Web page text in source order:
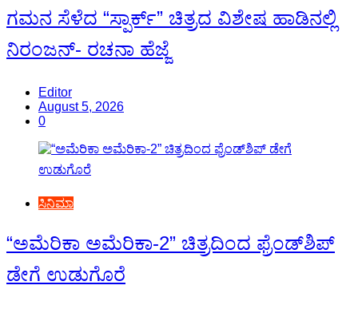
ಗಮನ ಸೆಳೆದ “ಸ್ಪಾರ್ಕ್” ಚಿತ್ರದ ವಿಶೇಷ ಹಾಡಿನಲ್ಲಿ
ನಿರಂಜನ್- ರಚನಾ ಹೆಜ್ಜೆ
Editor
August 5, 2026
0
ಸಿನಿಮಾ
“ಅಮೆರಿಕಾ ಅಮೆರಿಕಾ-2” ಚಿತ್ರದಿಂದ ಫ್ರೆಂಡ್‍ಶಿಪ್
ಡೇಗೆ ಉಡುಗೊರೆ